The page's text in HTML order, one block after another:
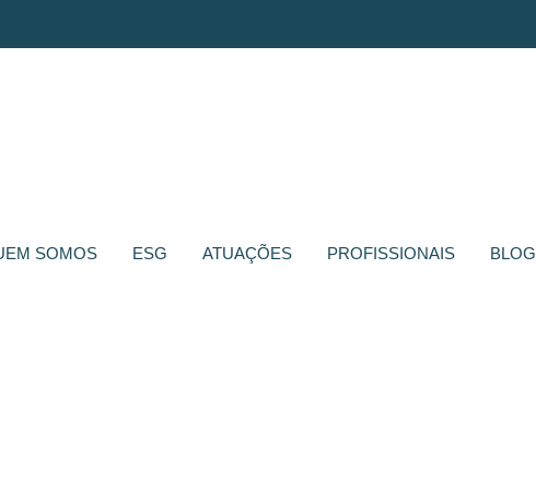
SOMOS ESG ATUAÇÕES PROFISSIONAIS BLOG